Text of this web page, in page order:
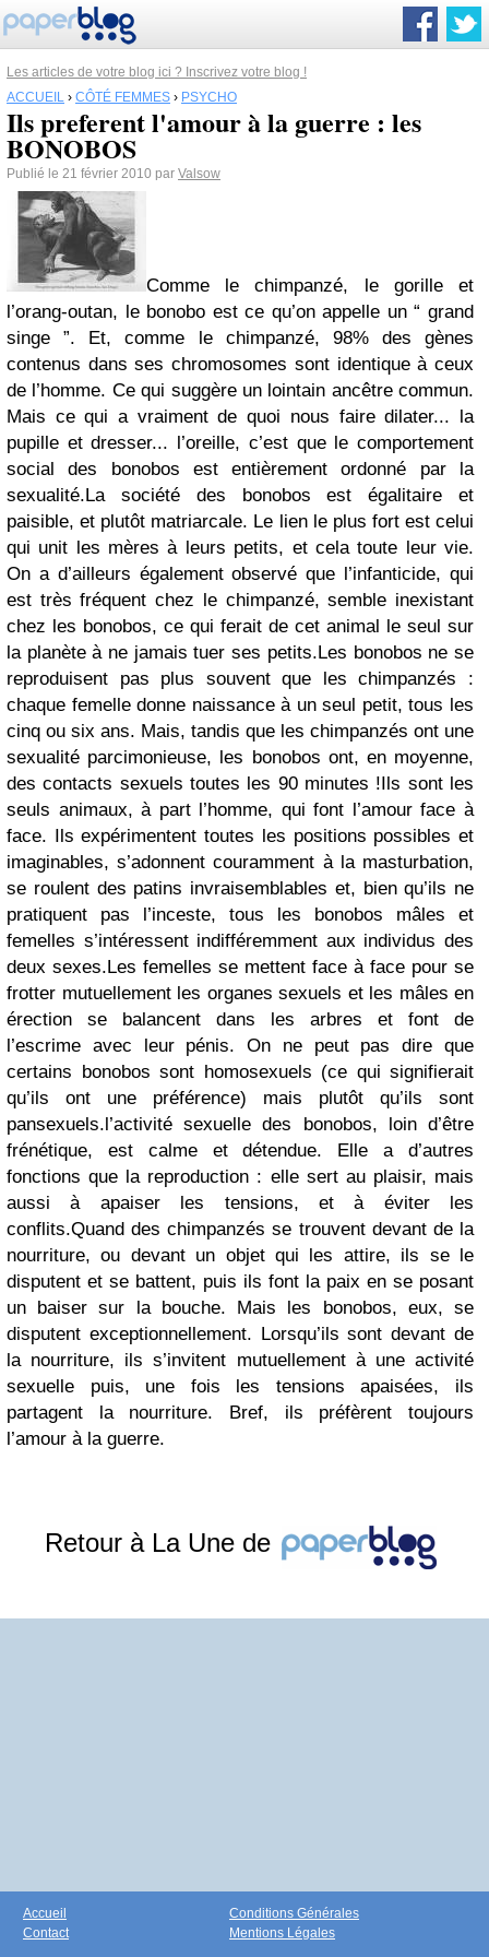
Les articles de votre blog ici ? Inscrivez votre blog !
ACCUEIL › CÔTÉ FEMMES › PSYCHO
Ils preferent l'amour à la guerre : les
BONOBOS
Publié le 21 février 2010 par Valsow
Comme le chimpanzé, le gorille et
l’orang-outan, le bonobo est ce qu’on appelle un “ grand
singe ”. Et, comme le chimpanzé, 98% des gènes
contenus dans ses chromosomes sont identique à ceux
de l’homme. Ce qui suggère un lointain ancêtre commun.
Mais ce qui a vraiment de quoi nous faire dilater... la
pupille et dresser... l’oreille, c’est que le comportement
social des bonobos est entièrement ordonné par la
sexualité.La société des bonobos est égalitaire et
paisible, et plutôt matriarcale. Le lien le plus fort est celui
qui unit les mères à leurs petits, et cela toute leur vie.
On a d’ailleurs également observé que l’infanticide, qui
est très fréquent chez le chimpanzé, semble inexistant
chez les bonobos, ce qui ferait de cet animal le seul sur
la planète à ne jamais tuer ses petits.Les bonobos ne se
reproduisent pas plus souvent que les chimpanzés :
chaque femelle donne naissance à un seul petit, tous les
cinq ou six ans. Mais, tandis que les chimpanzés ont une
sexualité parcimonieuse, les bonobos ont, en moyenne,
des contacts sexuels toutes les 90 minutes !Ils sont les
seuls animaux, à part l’homme, qui font l’amour face à
face. Ils expérimentent toutes les positions possibles et
imaginables, s’adonnent couramment à la masturbation,
se roulent des patins invraisemblables et, bien qu’ils ne
pratiquent pas l’inceste, tous les bonobos mâles et
femelles s’intéressent indifféremment aux individus des
deux sexes.Les femelles se mettent face à face pour se
frotter mutuellement les organes sexuels et les mâles en
érection se balancent dans les arbres et font de
l’escrime avec leur pénis. On ne peut pas dire que
certains bonobos sont homosexuels (ce qui signifierait
qu’ils ont une préférence) mais plutôt qu’ils sont
pansexuels.l’activité sexuelle des bonobos, loin d’être
frénétique, est calme et détendue. Elle a d’autres
fonctions que la reproduction : elle sert au plaisir, mais
aussi à apaiser les tensions, et à éviter les
conflits.Quand des chimpanzés se trouvent devant de la
nourriture, ou devant un objet qui les attire, ils se le
disputent et se battent, puis ils font la paix en se posant
un baiser sur la bouche. Mais les bonobos, eux, se
disputent exceptionnellement. Lorsqu’ils sont devant de
la nourriture, ils s’invitent mutuellement à une activité
sexuelle puis, une fois les tensions apaisées, ils
partagent la nourriture. Bref, ils préfèrent toujours
l’amour à la guerre.
Retour à La Une de
Accueil
Contact
Conditions Générales
Mentions Légales